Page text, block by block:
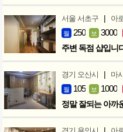
서울 서초구 | 아
월 250 보 3000
주변 독점 샵입니
경기 오산시 | 마
월 105 보 1000
정말 잘되는 아까